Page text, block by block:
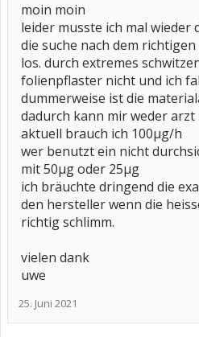
moin moin
leider musste ich mal wieder
die suche nach dem
los. durch extremes
folienpflaster nicht und ich
dummerweise ist die
dadurch kann mir weder
aktuell brauch ich 100µg/h
wer benutzt ein nicht
mit 50µg oder 25µg
ich bräuchte dringend die
den hersteller wenn die
richtig schlimm.
vielen dank
uwe
25. Juni 2021